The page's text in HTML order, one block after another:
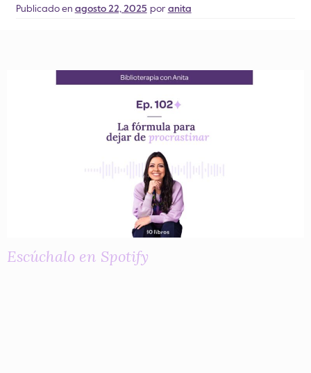
Publicado en agosto 22, 2025 por anita
Escúchalo en Spotify